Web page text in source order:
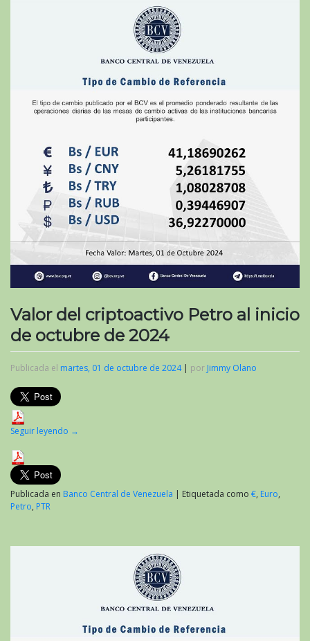
Valor del criptoactivo Petro al inicio
de octubre de 2024
Publicada el martes, 01 de octubre de 2024| por Jimmy Olano
Seguir leyendo →
Publicada en Banco Central de Venezuela | Etiquetada como €, Euro,
Petro, PTR